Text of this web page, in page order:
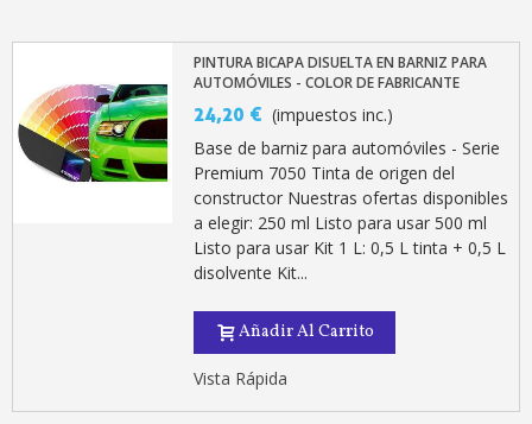
PINTURA BICAPA DISUELTA EN BARNIZ PARA
AUTOMÓVILES - COLOR DE FABRICANTE
24,20 € (impuestos inc.)
Base de barniz para automóviles - Serie
Premium 7050 Tinta de origen del
constructor Nuestras ofertas disponibles
a elegir: 250 ml Listo para usar 500 ml
Listo para usar Kit 1 L: 0,5 L tinta + 0,5 L
disolvente Kit...
Añadir Al Carrito
Vista Rápida